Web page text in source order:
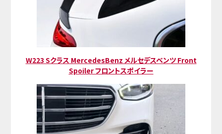
W223 Sクラス MercedesBenz メルセデスベンツ Front
Spoiler フロントスポイラー